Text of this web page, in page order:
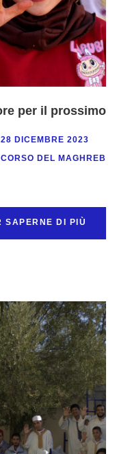
per il prossimo
28 DICEMBRE 2023
DEL MAGHREB
SAPERNE DI PIÙ